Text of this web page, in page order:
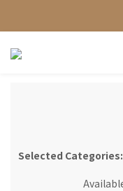
Selected